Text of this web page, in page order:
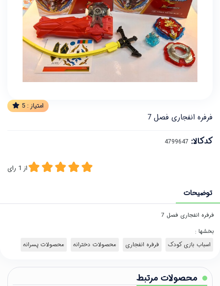
امتیاز : 5
فرفره انفجاری فصل 7
کدکالا:
از 1 رای
توضیحات
فرفره انفجاری فصل 7
بخشها :
اسباب بازی کودک
فرفره انفجاری محصولات دخترانه محصولات پسرانه
محصولات مرتبط